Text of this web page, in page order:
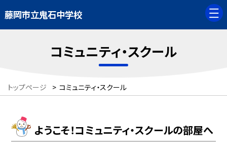
藤岡市立鬼石中学校
コミュニティ・スクール
トップページ > コミュニティ・スクール
ようこそ！コミュニティ・スクールの部屋へ